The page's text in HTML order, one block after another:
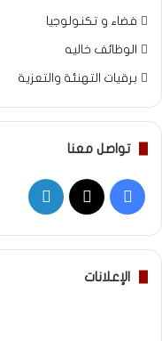
فضاء و تكنولوجيا
الوظائف خاليه
برقيات التهنئة والتعزية
تواصل معنا
فيسبوك لينكدإن
الإعلانات